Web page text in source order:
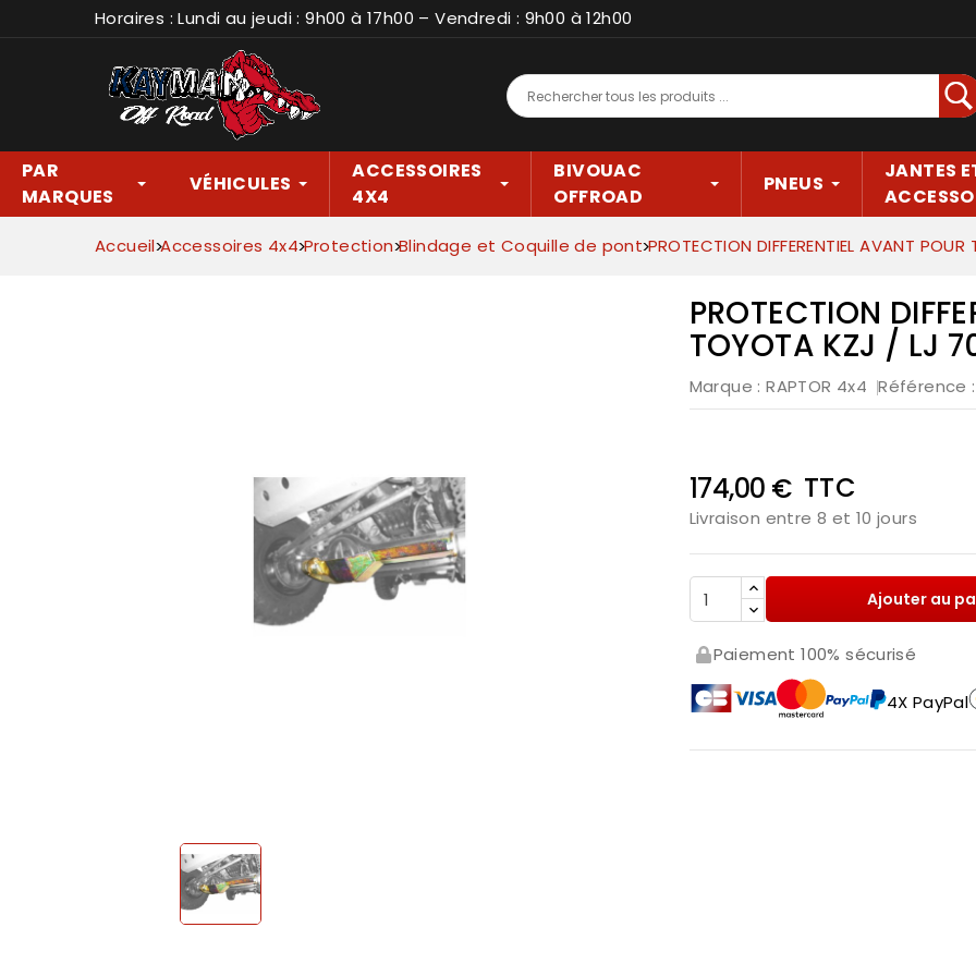
Horaires : Lundi au jeudi : 9h00 à 17h00 – Vendredi : 9h00 à 12h00
PAR
MARQUES
VÉHICULES
ACCESSOIRES
4X4
BIVOUAC
OFFROAD
PNEUS
JANTES
Accueil Accessoires 4x4 Protection Blindage et Coquille de pont PROTECTION DIFFERENTIEL AVANT
PROTECTION
TOYOTA KZJ / LJ
Marque : RAPTOR 4x4 Référence
174,00 € TTC
Livraison entre 8 et 10 jours
Ajouter au
Paiement 100% sécurisé
4X PayPal